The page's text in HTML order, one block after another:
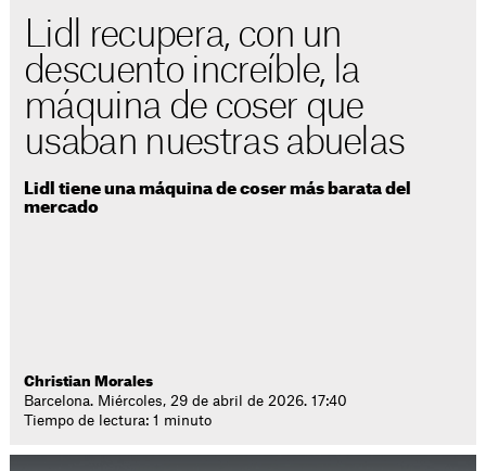
Lidl recupera, con un
descuento increíble, la
máquina de coser que
usaban nuestras abuelas
Lidl tiene una máquina de coser más barata del
mercado
Christian Morales
Barcelona. Miércoles, 29 de abril de 2026. 17:40
Tiempo de lectura: 1 minuto